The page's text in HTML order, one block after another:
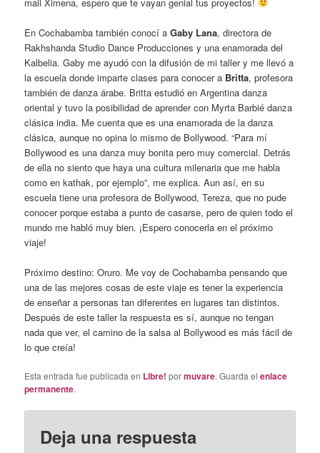
En Cochabamba también conocí aGaby Lana, directora de
Rakhshanda Studio Dance Producciones y una enamorada del
Kalbelia. Gaby me ayudó con la difusión de mi taller y me llevó a
la escuela donde imparte clases para conocer a Britta, profesora
también de danza árabe. Britta estudió en Argentina danza
oriental y tuvo la posibilidad de aprender con Myrta Barbié danza
clásica india. Me cuenta que es una enamorada de la danza
clásica, aunque no opina lo mismo de Bollywood. “Para mí
Bollywood es una danza muy bonita pero muy comercial. Detrás
de ella no siento que haya una cultura milenaria que me habla
como en kathak, por ejemplo”, me explica. Aun así, en su
escuela tiene una profesora de Bollywood, Tereza, que no pude
conocer porque estaba a punto de casarse, pero de quien todo el
mundo me habló muy bien. ¡Espero conocerla en el próximo
viaje!
Próximo destino: Oruro. Me voy de Cochabamba pensando que
una de las mejores cosas de este viaje es tener la experiencia
de enseñar a personas tan diferentes en lugares tan distintos.
Después de este taller la respuesta es sí, aunque no tengan
nada que ver, el camino de la salsa al Bollywood es más fácil de
lo que creía!
Esta entrada fue publicada en Libre! pormuvare. Guarda elenlace
permanente.
Deja una respuesta